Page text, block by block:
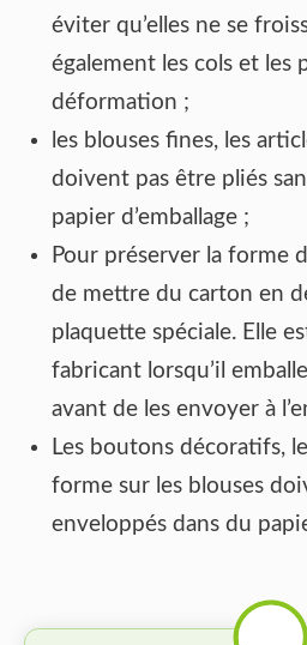
éviter qu’elles ne se
également les cols et les
déformation ;
les blouses fines, les
doivent pas être pliés
papier d’emballage ;
Pour préserver la forme
de mettre du carton en
plaquette spéciale. Elle
fabricant lorsqu’il
avant de les envoyer à
Les boutons décoratifs,
forme sur les blouses
enveloppés dans du